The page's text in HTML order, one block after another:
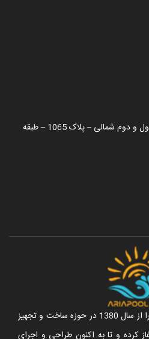
بزرگراه رسالت – بین 16 متری اول و دوم شمالی – پلاک 1065 – طبقه
شرکت آریا استخر فعالیت خود را از سال 1380 در حوزه ساخت و تجهیز
کرده و تا به اکنون طراحی و اجرای